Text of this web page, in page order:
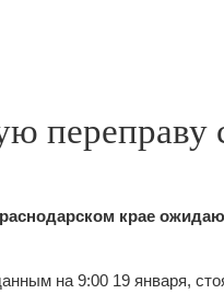
переправу
крае
на 9:00 19 января,